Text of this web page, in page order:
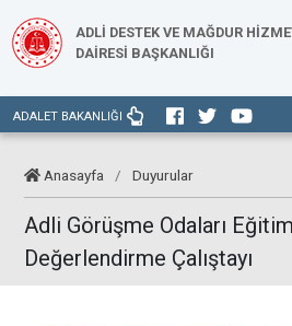
ADLİ DESTEK VE MAĞDUR
DAİRESİ BAŞKANLIĞI
ADALET BAKANLIĞI
Anasayfa / Duyurular
Adli Görüşme Odaları
Değerlendirme Çalıştayı